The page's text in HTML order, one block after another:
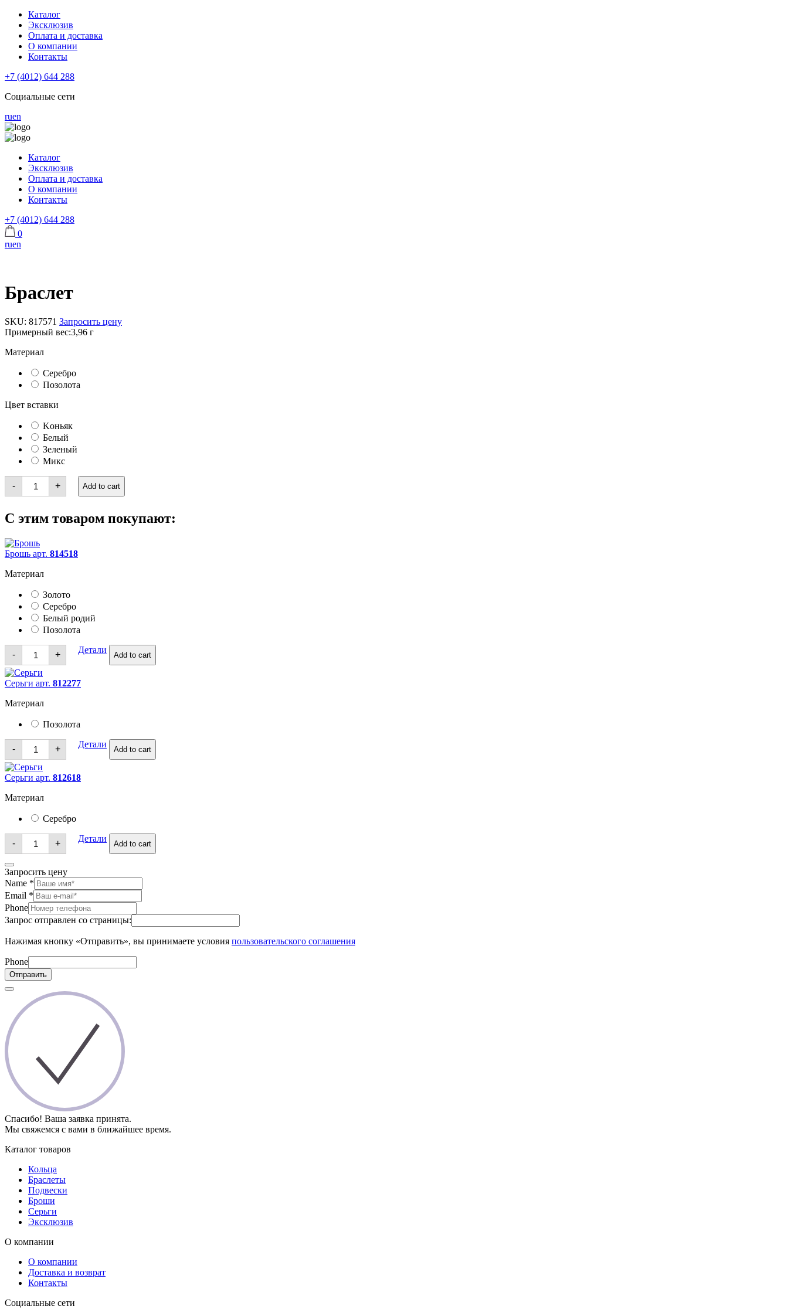
Каталог
Эксклюзив
Оплата и доставка
О компании
Контакты
+7 (4012) 644 288
Социальные сети
ruen
Каталог
Эксклюзив
Оплата и доставка
О компании
Контакты
+7 (4012) 644 288
0
ruen
Браслет
SKU: 817571 Запросить цену
Примерный вес:3,96 г
Материал
Серебро
Позолота
Цвет вставки
Kоньяк
Белый
Зеленый
Микс
-
Браслет
quantity
+ Add to cart
С этим товаром покупают:
Брошь арт. 814518
Материал
Золото
Серебро
Белый родий
Позолота
-
Брошь
quantity
+ Детали
Add to cart
Серьги арт. 812277
Материал
Позолота
-
Серьги
quantity
+ Детали
Add to cart
Серьги арт. 812618
Материал
Серебро
-
Серьги
quantity
+ Детали
Add to cart
Запросить цену
Name *
Email *
Phone
Запрос отправлен со страницы:
Нажимая кнопку «Отправить», вы принимаете условия пользовательского соглашения
Phone
Отправить
Спасибо! Ваша заявка принята.
Мы свяжемся с вами в ближайшее время.
Каталог товаров
Кольца
Браслеты
Подвески
Броши
Серьги
Эксклюзив
О компании
О компании
Доставка и возврат
Контакты
Социальные сети